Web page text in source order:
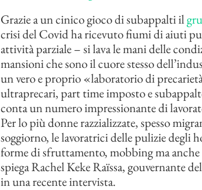
Grazie a un cinico gioco di subappalti il
crisi del Covid ha ricevuto fiumi di aiuti
attività parziale – si lava le mani delle
mansioni che sono il cuore stesso
un vero e proprio «laboratorio di
ultraprecari, part time imposto e
conta un numero impressionante di
Per lo più donne razzializzate, spesso
soggiorno, le lavoratrici delle pulizie degli
forme di sfruttamento, mobbing ma anche
spiega Rachel Keke Raïssa, gouvernante
in una recente intervista.